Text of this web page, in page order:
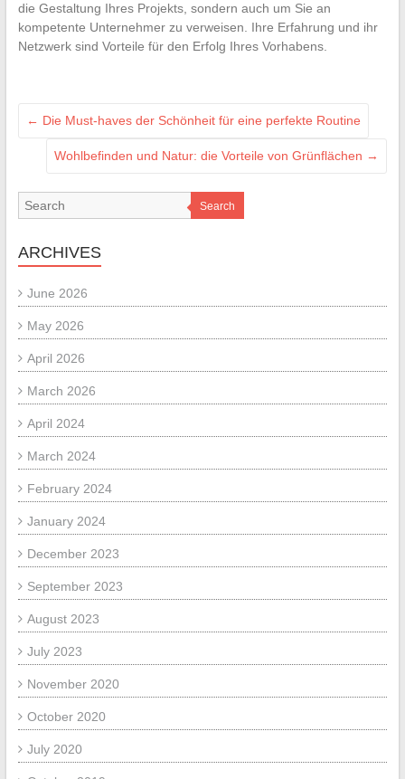
die Gestaltung Ihres Projekts, sondern auch um Sie an
kompetente Unternehmer zu verweisen. Ihre Erfahrung und ihr
Netzwerk sind Vorteile für den Erfolg Ihres Vorhabens.
← Die Must-haves der Schönheit für eine perfekte Routine
Wohlbefinden und Natur: die Vorteile von Grünflächen →
Search
ARCHIVES
June 2026
May 2026
April 2026
March 2026
April 2024
March 2024
February 2024
January 2024
December 2023
September 2023
August 2023
July 2023
November 2020
October 2020
July 2020